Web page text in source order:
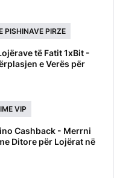
PISHINAVE PIRZE
të Fatit 1xBit -
e Verës për
VIP
Cashback - Merrni
Ditore për Lojërat në